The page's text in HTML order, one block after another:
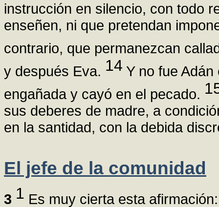
instrucción en silencio, con todo
enseñen, ni que pretendan
contrario, que permanezcan
y después Eva. 14 Y no fue
engañada y cayó en el pecado.
sus deberes de madre, a
en la santidad, con la debida
El jefe de la comunidad
3 1 Es muy cierta esta